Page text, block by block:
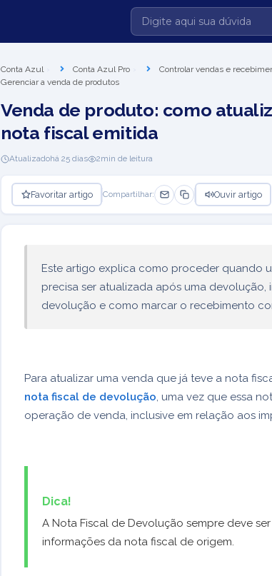
Conta Azul Conta Azul Pro Controlar vendas e
Gerenciar a venda de produtos
Venda de produto: como
nota fiscal emitida
Atualizadohá 25 dias 2min de leitura
Favoritar artigo Compartilhar: Ouvir artigo
Este artigo explica como proceder quando
precisa ser atualizada após uma
devolução e como marcar o recebimento
Para atualizar uma venda que já teve a nota
nota fiscal de devolução , uma vez que essa
operação de venda, inclusive em relação aos
Dica!
A Nota Fiscal de Devolução sempre deve
informações da nota fiscal de origem.